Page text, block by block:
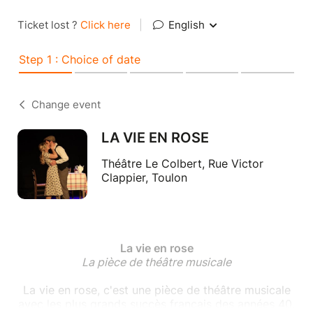
Ticket lost ? Click here English
Step 1 : Choice of date
Change event
LA VIE EN ROSE
Théâtre Le Colbert, Rue Victor
Clappier, Toulon
La vie en rose
La pièce de théâtre musicale
La vie en rose, c'est une pièce de théâtre musicale